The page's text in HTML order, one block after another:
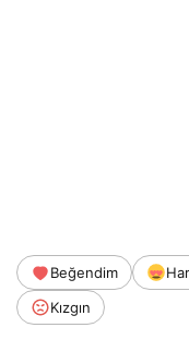
Beğendim
Kızgın